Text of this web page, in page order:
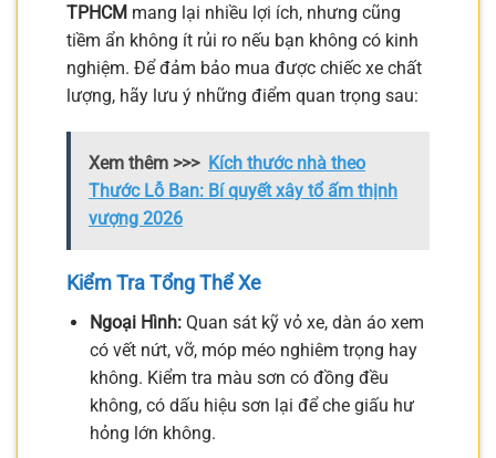
TPHCM mang lại nhiều lợi ích, nhưng cũng
tiềm ẩn không ít rủi ro nếu bạn không có kinh
nghiệm. Để đảm bảo mua được chiếc xe chất
lượng, hãy lưu ý những điểm quan trọng sau:
Xem thêm >>> Kích thước nhà theo
Thước Lỗ Ban: Bí quyết xây tổ ấm thịnh
vượng 2026
Kiểm Tra Tổng Thể Xe
Ngoại Hình:Quan sát kỹ vỏ xe, dàn áo xem
có vết nứt, vỡ, móp méo nghiêm trọng hay
không. Kiểm tra màu sơn có đồng đều
không, có dấu hiệu sơn lại để che giấu hư
hỏng lớn không.